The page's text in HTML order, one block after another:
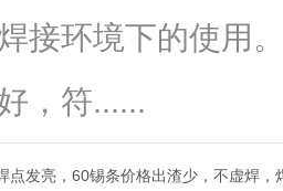
接环境下的使用
，符......
点发亮，60锡条价格出渣少，不虚焊